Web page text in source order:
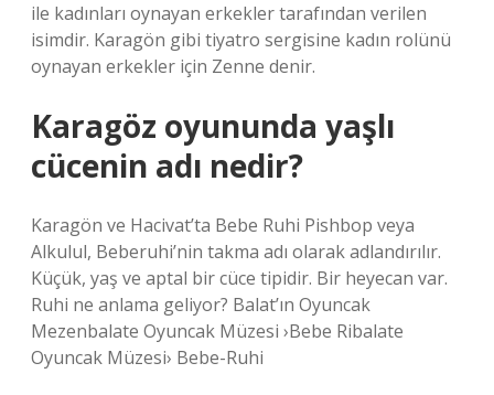
ile kadınları oynayan erkekler tarafından verilen
isimdir. Karagön gibi tiyatro sergisine kadın rolünü
oynayan erkekler için Zenne denir.
Karagöz oyununda yaşlı
cücenin adı nedir?
Karagön ve Hacivat’ta Bebe Ruhi Pishbop veya
Alkulul, Beberuhi’nin takma adı olarak adlandırılır.
Küçük, yaş ve aptal bir cüce tipidir. Bir heyecan var.
Ruhi ne anlama geliyor? Balat’ın Oyuncak
Mezenbalate Oyuncak Müzesi ›Bebe Ribalate
Oyuncak Müzesi› Bebe-Ruhi